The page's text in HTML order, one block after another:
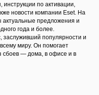
по активации,
новости компании Eset. На
актуальные предложения и
года и более.
заслуживший популярности и
миру. Он помогает
сбоев — дома, в офисе и в